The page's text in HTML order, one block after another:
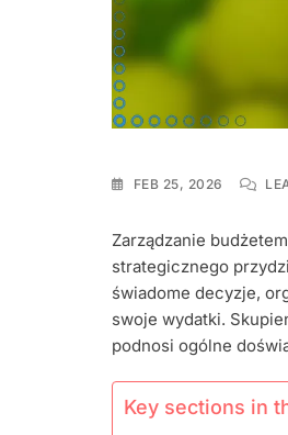
FEB 25, 2026
Zarządzanie
strategicznego
świadome decyzje,
swoje wydatki.
podnosi ogólne
Key sections in